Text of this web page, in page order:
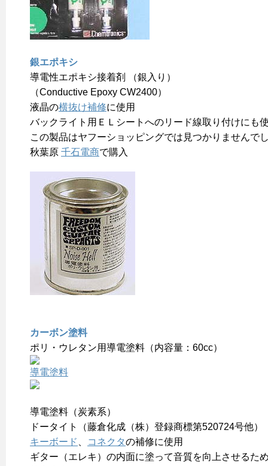
銀エポキシ
導電性エポキシ接着剤 （銀入り）
（Conductive Epoxy CW2400）
液晶の横抜け補修に使用
バックライト用ＥＬシートへのリード線取り付けにも
この製品はヤフーショッピングでは見つかりませんで
秋葉原 千石電商で購入
カーボン塗料
ポリ・ウレタン用導電塗料（内容量：60cc）
導電塗料
導電塗料（炭素系）
ドータイト（藤倉化成（株）登録商標第520724号他）
キーボード
コネクタの補修に使用
ギター（エレキ）の内面に塗って音質を向上させるた